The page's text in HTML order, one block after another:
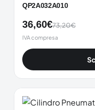
QP2A032A010
36,60€73,20€
IVA compresa